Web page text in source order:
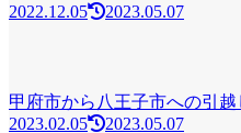
2022.12.05
2023.05.07
甲府市から八王子市への引越
2023.02.05
2023.05.07